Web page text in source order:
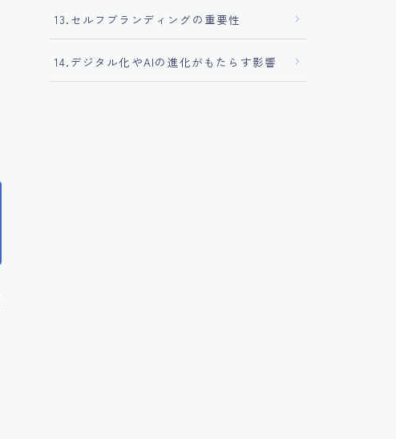
13.セルフブランディングの重要性
14.デジタル化やAIの進化がもたらす影響